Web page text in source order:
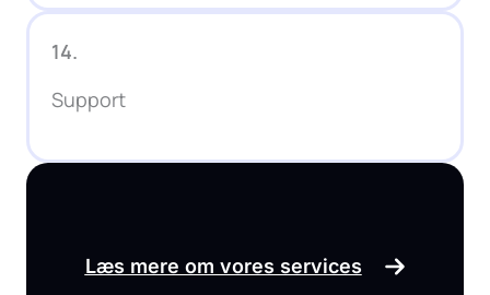
14.
Support
Læs mere om vores services